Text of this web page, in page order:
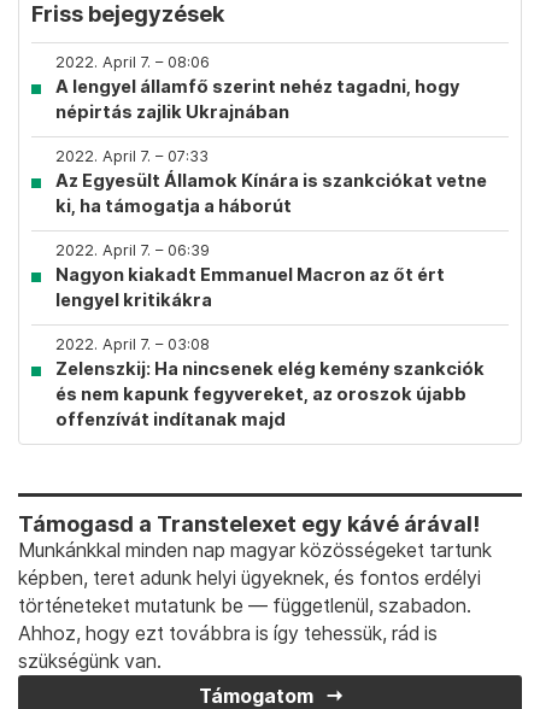
Friss bejegyzések
2022. April 7. – 08:06
A lengyel államfő szerint nehéz tagadni, hogy
népirtás zajlik Ukrajnában
2022. April 7. – 07:33
Az Egyesült Államok Kínára is szankciókat vetne
ki, ha támogatja a háborút
2022. April 7. – 06:39
Nagyon kiakadt Emmanuel Macron az őt ért
lengyel kritikákra
2022. April 7. – 03:08
Zelenszkij: Ha nincsenek elég kemény szankciók
és nem kapunk fegyvereket, az oroszok újabb
offenzívát indítanak majd
Támogasd a Transtelexet egy kávé árával!
Munkánkkal minden nap magyar közösségeket tartunk
képben, teret adunk helyi ügyeknek, és fontos erdélyi
történeteket mutatunk be — függetlenül, szabadon.
Ahhoz, hogy ezt továbbra is így tehessük, rád is
szükségünk van.
Támogatom